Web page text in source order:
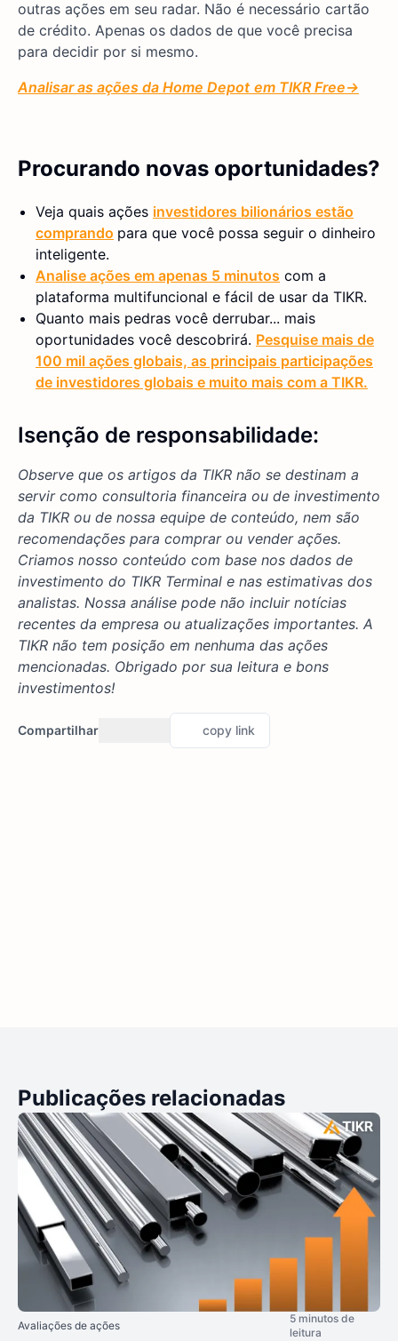
outras ações em seu radar. Não é necessário cartão
de crédito. Apenas os dados de que você precisa
para decidir por si mesmo.
Analisar as ações da Home Depot em TIKRFree→
Procurando novas oportunidades?
Veja quais ações investidores bilionários estão
comprando para que você possa seguir o dinheiro
inteligente.
Analise ações em apenas 5 minutos com a
plataforma multifuncional e fácil de usar da TIKR.
Quanto mais pedras você derrubar... mais
oportunidades você descobrirá. Pesquise mais de
100 mil ações globais, as principais participações
de investidores globais e muito mais com a TIKR.
Isenção de responsabilidade:
Observe que os artigos da TIKR não se destinam a
servir como consultoria financeira ou de investimento
da TIKR ou de nossa equipe de conteúdo, nem são
recomendações para comprar ou vender ações.
Criamos nosso conteúdo com base nos dados de
investimento do TIKR Terminal e nas estimativas dos
analistas. Nossa análise pode não incluir notícias
recentes da empresa ou atualizações importantes. A
TIKR não tem posição em nenhuma das ações
mencionadas. Obrigado por sua leitura e bons
investimentos!
Compartilhar copy link
Publicações relacionadas
Avaliações de ações
5 minutos de
leitura